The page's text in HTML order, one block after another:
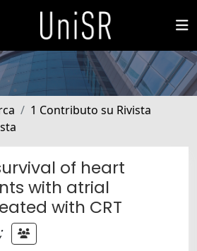
1 Contributo su Rivista
of heart
with atrial
with CRT